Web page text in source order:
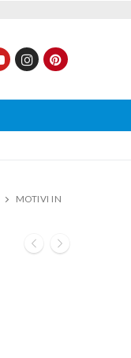
MOTIVI IN